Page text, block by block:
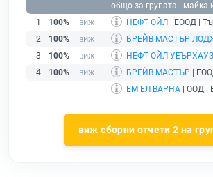
общо за групата - майка
1
100% НЕФТ ОЙЛ | ЕООД |
2
100% БРЕЙВ МАСТЪР
3
100% НЕФТ ОЙЛ
4
100% БРЕЙВ МАСТЪР |
ЕМ ЕЛ ВАРНА | ООД |
виж сборни отчети 2 на